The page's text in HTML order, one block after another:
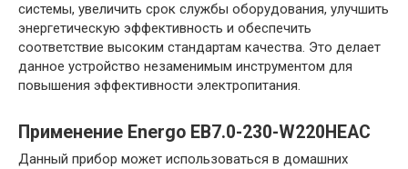
системы, увеличить срок службы оборудования, улучшить
энергетическую эффективность и обеспечить
соответствие высоким стандартам качества. Это делает
данное устройство незаменимым инструментом для
повышения эффективности электропитания.
Применение Energo EB7.0-230-W220HЕAC
Данный прибор может использоваться в домашних